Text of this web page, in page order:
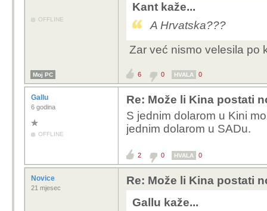
OFFLINE
Kant kaže...
A Hrvatska???
Zar već nismo velesila po
Moj PC 6 0 HVALA 0
Gallu
6 godina
OFFLINE
Re: Može li Kina postati
S jednim dolarom u Kini
jednim dolarom u SADu.
2 0 HVALA 0
Novice
21 mjesec
Re: Može li Kina postati
Gallu kaže...